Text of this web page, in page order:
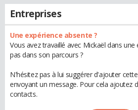
Entreprises
Une expérience absente ?
Vous avez travaillé avec Mickaël dans
pas dans son parcours ?
N'hésitez pas à lui suggérer d'ajouter
envoyant un message. Pour cela ajoutez
contacts.